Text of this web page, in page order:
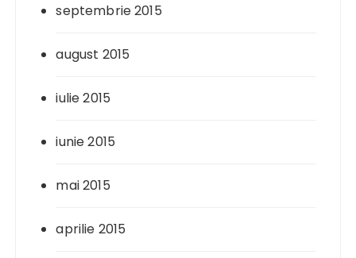
septembrie 2015
august 2015
iulie 2015
iunie 2015
mai 2015
aprilie 2015